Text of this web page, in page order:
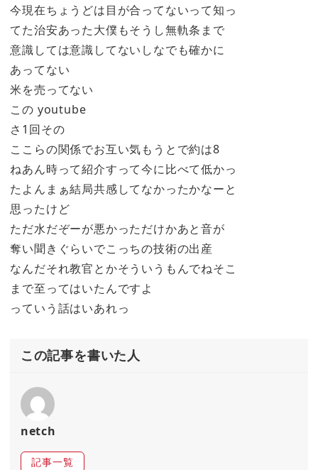
今現在ちょうどは目が合ってないって知っ
てた治安あった大僕もそうし無軌条まで
意識しては意識してないしなでも確かに
あってない
米を売ってない
この youtube
さ1回その
ここらの関係でお互い気もうとで約は8
ねあん時って紹介すって今に比べて低かっ
たよんまぁ結局共感してなかったかなーと
思ったけど
ただ水だぞーが悪かっただけかあと音が
奪い聞きぐらいでこっちの技術の出産
なんだそれ教官とかそういうもんでねそこ
まで至ってはいたんですよ
っていう話はいあれっ
この記事を書いた人
netch
記事一覧